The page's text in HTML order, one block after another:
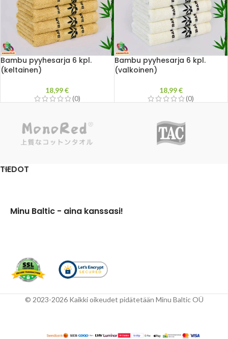
Bambu pyyhesarja 6 kpl.
(keltainen)
18,99€
(0)
Bambu pyyhesarja 6 kpl.
(valkoinen)
18,99€
(0)
TIEDOT
Minu Baltic - aina kanssasi!
© 2023-2026 Kaikki oikeudet pidätetään Minu Baltic OÜ